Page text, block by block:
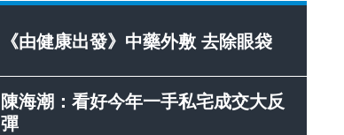
《由健康出發》中藥外敷 去除眼袋
陳海潮：看好今年一手私宅成交大反
彈